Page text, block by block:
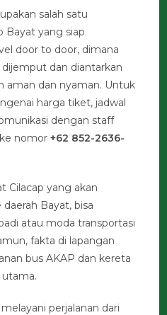
salah satu
Bayat yang siap
door to door, dimana
dan diantarkan
aman dan nyaman. Untuk
harga tiket, jadwal
dengan staff
nomor+62 852-2636-
Cilacap yang akan
Bayat, bisa
atau moda transportasi
fakta di lapangan
bus AKAP dan kereta
perjalanan dari